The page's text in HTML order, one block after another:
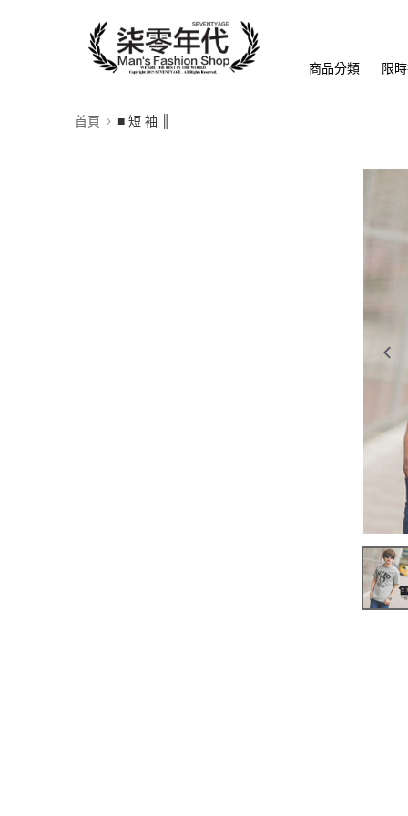
商品分類 限
首頁 ■ 短 袖 ║